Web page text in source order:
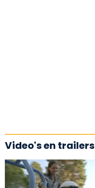
Video's en trailers